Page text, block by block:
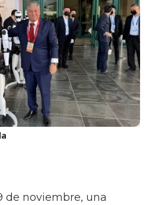
de noviembre, una